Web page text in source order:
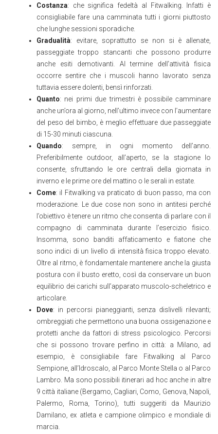
Costanza: che significa fedeltà al Fitwalking. Infatti è
consigliabile fare una camminata tutti i giorni piuttosto
che lunghe sessioni sporadiche.
Gradualità: evitare, soprattutto se non si è allenate,
passeggiate troppo stancanti che possono produrre
anche esiti demotivanti. Al termine dell’attività fisica
occorre sentire che i muscoli hanno lavorato senza
tuttavia essere dolenti, bensì rinforzati.
Quanto: nei primi due trimestri è possibile camminare
anche un’ora al giorno, nell’ultimo invece con l’aumentare
del peso del bimbo, è meglio effettuare due passeggiate
di 15-30 minuti ciascuna.
Quando: sempre, in ogni momento dell’anno.
Preferibilmente outdoor, all’aperto, se la stagione lo
consente, sfruttando le ore centrali della giornata in
inverno e le prime ore del mattino o le serali in estate.
Come: il Fitwalking va praticato di buon passo, ma con
moderazione. Le due cose non sono in antitesi perché
l’obiettivo è tenere un ritmo che consenta di parlare con il
compagno di camminata durante l’esercizio fisico.
Insomma, sono banditi affaticamento e fiatone che
sono indici di un livello di intensità fisica troppo elevato.
Oltre al ritmo, è fondamentale mantenere anche la giusta
postura con il busto eretto, così da conservare un buon
equilibrio dei carichi sull’apparato muscolo-scheletrico e
articolare.
Dove: in percorsi pianeggianti, senza dislivelli rilevanti;
ombreggiati che permettono una buona ossigenazione e
protetti anche da fattori di stress psicologico. Percorsi
che si possono trovare perfino in città: a Milano, ad
esempio, è consigliabile fare Fitwalking al Parco
Sempione, all’Idroscalo, al Parco Monte Stella o al Parco
Lambro. Ma sono possibili itinerari ad hoc anche in altre
9 città italiane (Bergamo, Cagliari, Como, Genova, Napoli,
Palermo, Roma, Torino), tutti suggeriti da Maurizio
Damilano, ex atleta e campione olimpico e mondiale di
marcia.